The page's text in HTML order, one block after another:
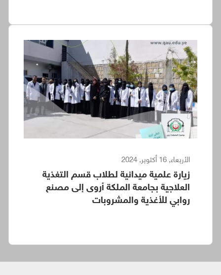
الأربعاء, 16 أكتوبر, 2024
زيارة علمية ميدانية لطلاب قسم التغذية
العلاجية بجامعة الملكة أروى إلى مصنع
روابي للأغذية والمشروبات